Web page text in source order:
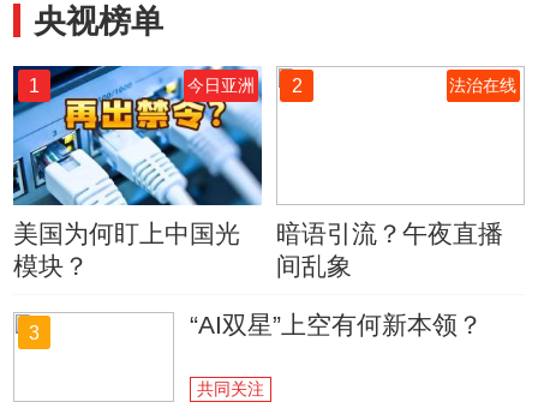
央视榜单
1 今日亚洲
美国为何盯上中国光
模块？
2 法治在线
暗语引流？午夜直播
间乱象
3 “AI双星”上空有何新本领？
共同关注